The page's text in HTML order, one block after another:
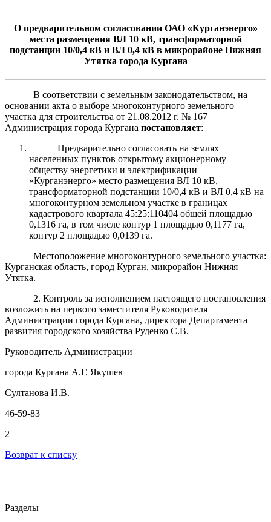
О предварительном согласовании ОАО «Курганэнерго»
места размещения ВЛ 10 кВ, трансформаторной
подстанции 10/0,4 кВ и ВЛ 0,4 кВ в микрорайоне Нижняя
Утятка города Кургана
В соответствии с земельным законодательством, на
основании акта о выборе многоконтурного земельного
участка для строительства от 21.08.2012 г. № 167
Администрация города Кургана постановляет:
Предварительно согласовать на землях
населенных пунктов открытому акционерному
обществу энергетики и электрификации
«Курганэнерго» место размещения ВЛ 10 кВ,
трансформаторной подстанции 10/0,4 кВ и ВЛ 0,4 кВ на
многоконтурном земельном участке в границах
кадастрового квартала 45:25:110404 общей площадью
0,1316 га, в том числе контур 1 площадью 0,1177 га,
контур 2 площадью 0,0139 га.
Местоположение многоконтурного земельного участка:
Курганская область, город Курган, микрорайон Нижняя
Утятка.
2. Контроль за исполнением настоящего постановления
возложить на первого заместителя Руководителя
Администрации города Кургана, директора Департамента
развития городского хозяйства Руденко С.В.
Руководитель Администрации
города Кургана А.Г. Якушев
Султанова И.В.
46-59-83
2
Возврат к списку
Разделы